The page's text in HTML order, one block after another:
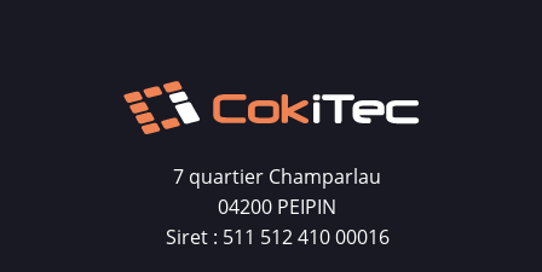
7 quartier Champarlau
04200 PEIPIN
Siret : 511 512 410 00016